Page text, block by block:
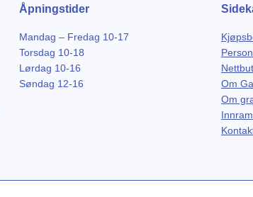
Åpningstider
Mandag – Fredag 10-17
Torsdag 10-18
Lørdag 10-16
Søndag 12-16
Om
Om